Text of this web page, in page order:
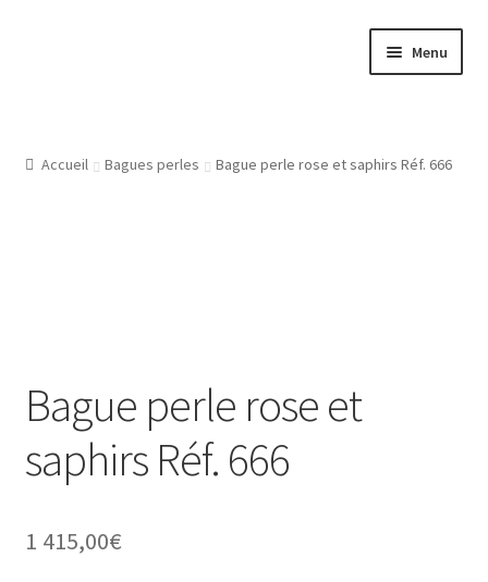
Menu
Atelier
De Gravures
L’Atelier De Bijouterie Et Joaillerie
Accueil Bagues perles Bague perle rose et saphirs Réf. 666
Bague perle rose et
saphirs Réf. 666
1 415,00€